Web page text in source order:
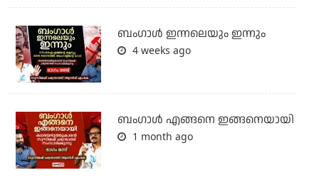
ബംഗാള്‍ ഇന്നലെയും ഇന്നും
4 weeks ago
ബം​ഗാൾ എങ്ങനെ ഇങ്ങനെയായി
1 month ago